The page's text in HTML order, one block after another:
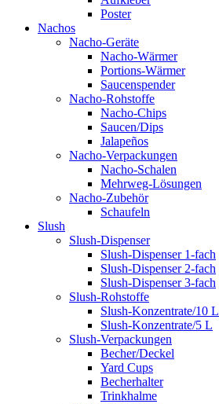
Poster
Nachos
Nacho-Geräte
Nacho-Wärmer
Portions-Wärmer
Saucenspender
Nacho-Rohstoffe
Nacho-Chips
Saucen/Dips
Jalapeños
Nacho-Verpackungen
Nacho-Schalen
Mehrweg-Lösungen
Nacho-Zubehör
Schaufeln
Slush
Slush-Dispenser
Slush-Dispenser 1-fach
Slush-Dispenser 2-fach
Slush-Dispenser 3-fach
Slush-Rohstoffe
Slush-Konzentrate/10 L
Slush-Konzentrate/5 L
Slush-Verpackungen
Becher/Deckel
Yard Cups
Becherhalter
Trinkhalme